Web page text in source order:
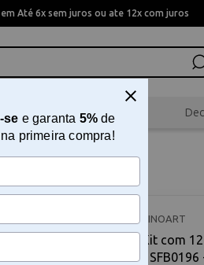
Até 6x sem juros ou ate 12x com juros
Scrapbook
-
SINOART
Kit com
-
se e garanta 5%de
primeira compra!